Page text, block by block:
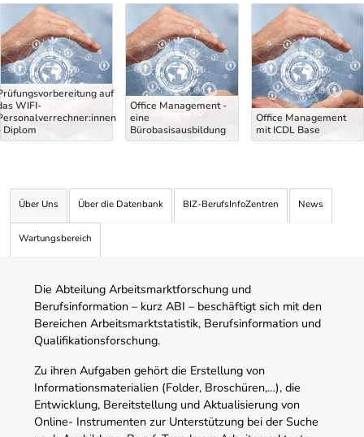
Uber Weiterbildungsvorschläge
auf
WIFI-
Diplom
Office Management -
eine
Bürobasisausbildung
Office Management
mit ICDL Base
Über Uns Über die Datenbank BIZ-BerufsInfoZentren News
Wartungsbereich
Die Abteilung Arbeitsmarktforschung und
Berufsinformation – kurz ABI – beschäftigt sich mit den
Bereichen Arbeitsmarktstatistik, Berufsinformation und
Qualifikationsforschung.
Zu ihren Aufgaben gehört die Erstellung von
Informationsmaterialien (Folder, Broschüren,…), die
Entwicklung, Bereitstellung und Aktualisierung von
Online- Instrumenten zur Unterstützung bei der Suche